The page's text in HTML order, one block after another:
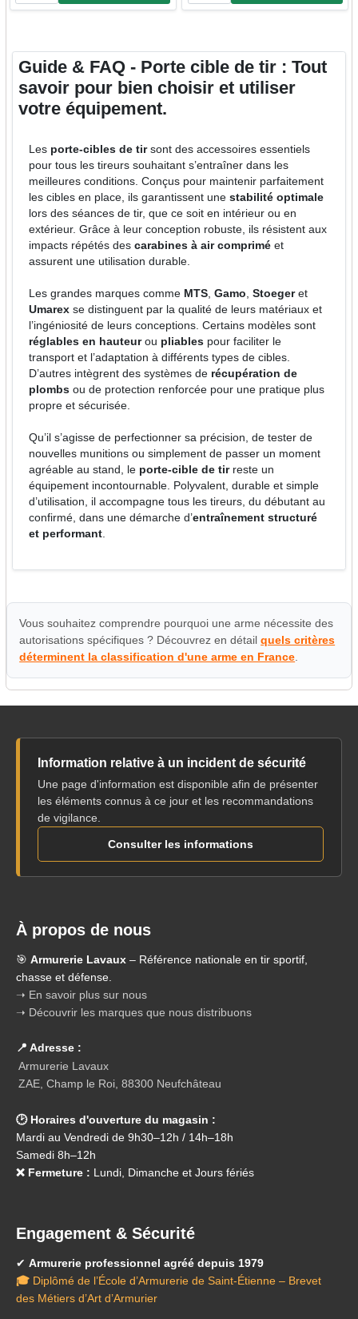
Guide & FAQ - Porte cible de tir : Tout
savoir pour bien choisir et utiliser
votre équipement.
Les porte-cibles de tirsont des accessoires essentiels
pour tous les tireurs souhaitant s’entraîner dans les
meilleures conditions. Conçus pour maintenir parfaitement
les cibles en place, ils garantissent unestabilité optimale
lors des séances de tir, que ce soit en intérieur ou en
extérieur. Grâce à leur conception robuste, ils résistent aux
impacts répétés descarabines à air comprimé et
assurent une utilisation durable.
Les grandes marques comme MTS ,Gamo ,Stoegeret
Umarex se distinguent par la qualité de leurs matériaux et
l’ingéniosité de leurs conceptions. Certains modèles sont
réglables en hauteurou pliables pour faciliter le
transport et l’adaptation à différents types de cibles.
D’autres intègrent des systèmes de récupération de
plombs ou de protection renforcée pour une pratique plus
propre et sécurisée.
Qu’il s’agisse de perfectionner sa précision, de tester de
nouvelles munitions ou simplement de passer un moment
agréable au stand, le porte-cible de tirreste un
équipement incontournable. Polyvalent, durable et simple
d’utilisation, il accompagne tous les tireurs, du débutant au
confirmé, dans une démarche d’entraînement structuré
et performant
Vous souhaitez comprendre pourquoi une arme nécessite des
autorisations spécifiques ? Découvrez en détailquels critères
déterminent la classification d'une arme en France.
Information relative à un incident de sécurité
Une page d'information est disponible afin de présenter
les éléments connus à ce jour et les recommandations
de vigilance.
Consulter les informations
À propos de nous
🎯 Armurerie Lavaux – Référence nationale en tir sportif,
chasse et défense.
➝ En savoir plus sur nous
➝ Découvrir les marques que nous distribuons
📍 Adresse :
Armurerie Lavaux
ZAE, Champ le Roi, 88300 Neufchâteau
🕑 Horaires d'ouverture du magasin :
Mardi au Vendredi de 9h30–12h / 14h–18h
Samedi 8h–12h
❌ Fermeture : Lundi, Dimanche et Jours fériés
Engagement & Sécurité
✔ Armurerie professionnel agréé depuis 1979
🎓 Diplômé de l’École d’Armurerie de Saint-Étienne – Brevet
des Métiers d’Art d’Armurier